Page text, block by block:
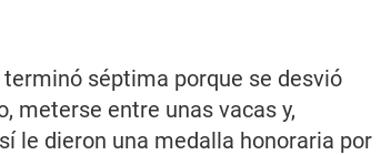
séptima porque se desvió
meterse entre unas vacas y,
le dieron una medalla honoraria por